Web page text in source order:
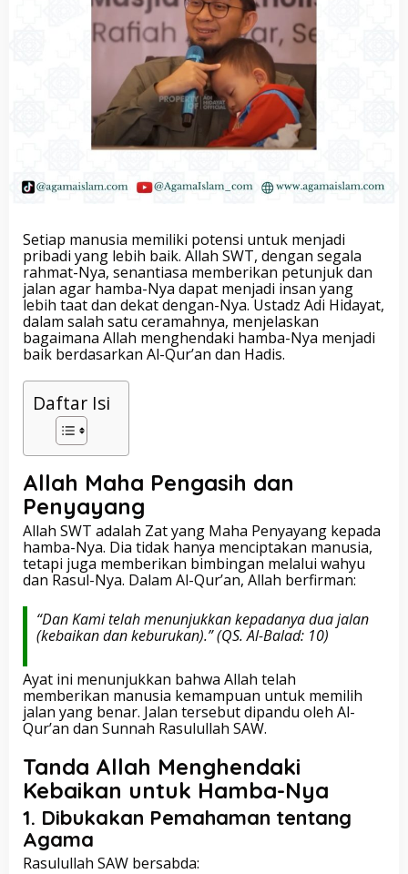
Setiap manusia memiliki potensi untuk menjadi
pribadi yang lebih baik. Allah SWT, dengan segala
rahmat-Nya, senantiasa memberikan petunjuk dan
jalan agar hamba-Nya dapat menjadi insan yang
lebih taat dan dekat dengan-Nya. Ustadz Adi Hidayat,
dalam salah satu ceramahnya, menjelaskan
bagaimana Allah menghendaki hamba-Nya menjadi
baik berdasarkan Al-Qur’an dan Hadis.
Daftar Isi
Allah Maha Pengasih dan
Penyayang
Allah SWT adalah Zat yang Maha Penyayang kepada
hamba-Nya. Dia tidak hanya menciptakan manusia,
tetapi juga memberikan bimbingan melalui wahyu
dan Rasul-Nya. Dalam Al-Qur’an, Allah berfirman:
“Dan Kami telah menunjukkan kepadanya dua jalan
(kebaikan dan keburukan).”(QS. Al-Balad: 10)
Ayat ini menunjukkan bahwa Allah telah
memberikan manusia kemampuan untuk memilih
jalan yang benar. Jalan tersebut dipandu oleh Al-
Qur’an dan Sunnah Rasulullah SAW.
Tanda Allah Menghendaki
Kebaikan untuk Hamba-Nya
1. Dibukakan Pemahaman tentang
Agama
Rasulullah SAW bersabda: